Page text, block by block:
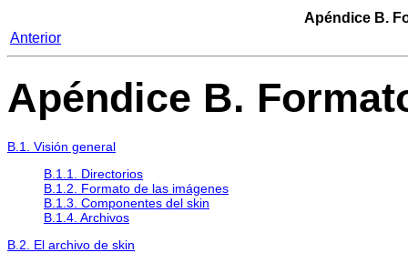
Apéndice B.
Anterior
Apéndice B.
B.1. Visión general
B.1.1. Directorios
B.1.2. Formato de las imágenes
B.1.3. Componentes del skin
B.1.4. Archivos
B.2. El archivo de skin